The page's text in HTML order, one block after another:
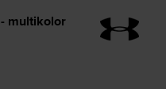
multikolor